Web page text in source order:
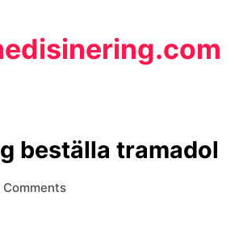
beställa tramadol
Comments